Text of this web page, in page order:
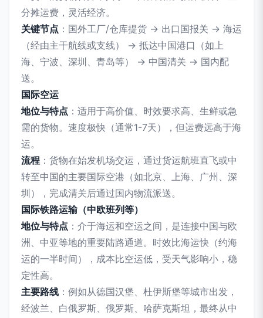
分摊运费，灵活经济。
关键节点 ：国外工厂/仓库提货 → 出口国报关 → 海运
（经由主干航线或支线） → 抵达中国港口（如上
海、宁波、深圳、青岛等） → 中国清关 → 国内配
送。
国际空运
地位与特点 ：适用于高价值、时效要求高、生鲜或急
需的货物。速度极快（通常1-7天），但运费远高于海
运。
流程 ：货物在始发机场交运，通过货运航班直飞或中
转至中国的主要国际空港（如北京、上海、广州、深
圳），完成清关后通过国内物流派送。
国际铁路运输（中欧班列等）
地位与特点 ：介于海运和空运之间，是连接中国与欧
洲、中亚等地的重要陆路通道。时效比海运快（约海
运的一半时间），成本比空运低，受天气影响小，稳
定性高。
主要路线 ：例如从德国汉堡、杜伊斯堡等城市出发，
经波兰、白俄罗斯、俄罗斯、哈萨克斯坦，最终从中